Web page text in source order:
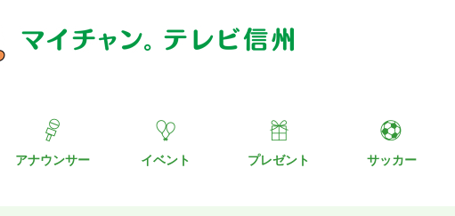
アナウンサー イベント プレゼント サッカー